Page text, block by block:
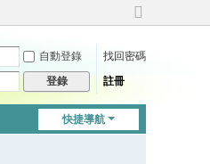
切
到
自動登錄
找回密碼
登錄 註冊
快捷導航